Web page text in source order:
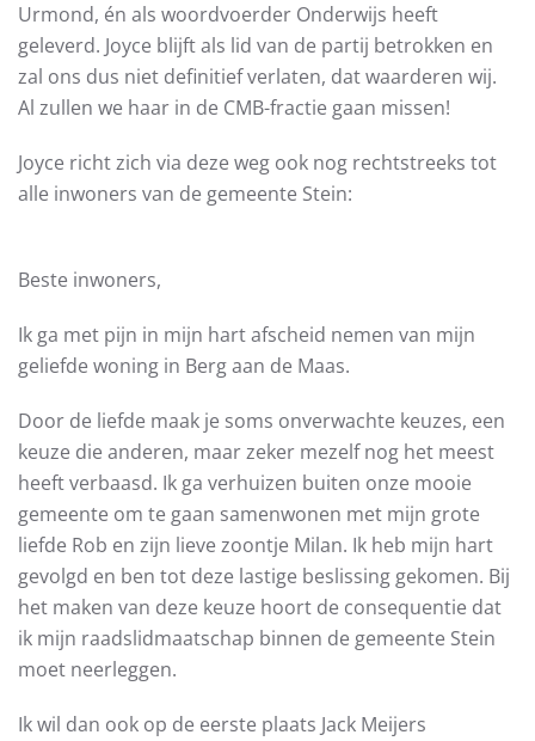
Urmond, én als woordvoerder Onderwijs heeft
geleverd. Joyce blijft als lid van de partij betrokken en
zal ons dus niet definitief verlaten, dat waarderen wij.
Al zullen we haar in de CMB-fractie gaan missen!
Joyce richt zich via deze weg ook nog rechtstreeks tot
alle inwoners van de gemeente Stein:
Beste inwoners,
Ik ga met pijn in mijn hart afscheid nemen van mijn
geliefde woning in Berg aan de Maas.
Door de liefde maak je soms onverwachte keuzes, een
keuze die anderen, maar zeker mezelf nog het meest
heeft verbaasd. Ik ga verhuizen buiten onze mooie
gemeente om te gaan samenwonen met mijn grote
liefde Rob en zijn lieve zoontje Milan. Ik heb mijn hart
gevolgd en ben tot deze lastige beslissing gekomen. Bij
het maken van deze keuze hoort de consequentie dat
ik mijn raadslidmaatschap binnen de gemeente Stein
moet neerleggen.
Ik wil dan ook op de eerste plaats Jack Meijers